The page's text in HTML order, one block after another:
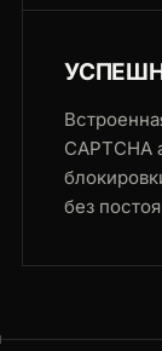
CAPTCHA
без